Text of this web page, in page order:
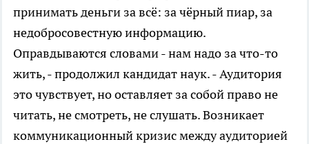
принимать деньги за всё: за чёрный пиар, за
недобросовестную информацию.
Оправдываются словами - нам надо за что-то
жить, - продолжил кандидат наук. - Аудитория
это чувствует, но оставляет за собой право не
читать, не смотреть, не слушать. Возникает
коммуникационный кризис между аудиторией